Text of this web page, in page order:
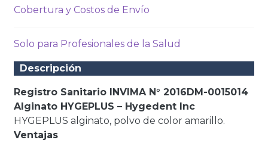
Cobertura y Costos de Envío
Solo para Profesionales de la Salud
Descripción
Registro Sanitario INVIMA N° 2016DM-0015014
Alginato HYGEPLUS – Hygedent Inc
HYGEPLUS alginato, polvo de color amarillo.
Ventajas